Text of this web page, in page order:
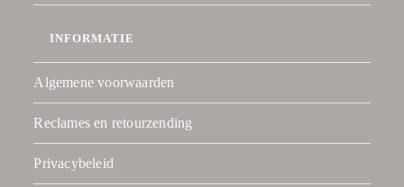
INFORMATIE
Algemene voorwaarden
Reclames en retourzending
Privacybeleid